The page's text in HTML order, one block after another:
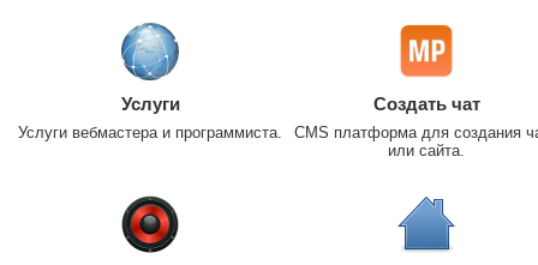
Услуги
Услуги вебмастера и программиста.
Создать чат
CMS платформа для создания
или сайта.